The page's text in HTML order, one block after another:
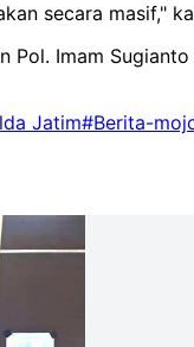
secara masif,"
Pol. Imam
Jatim#Berita-